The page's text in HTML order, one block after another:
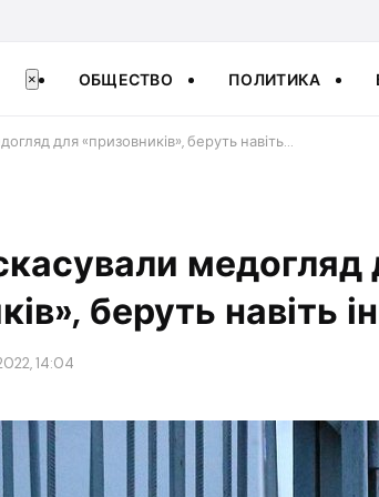
× ОБЩЕСТВО ПОЛИТИКА
для «призовників», беруть навіть…
медогляд
беруть навіть
14:04